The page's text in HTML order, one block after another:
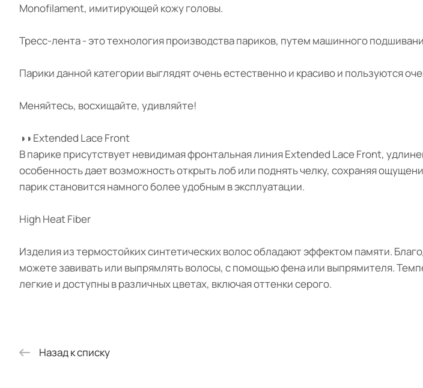
Monofilament, имитирующей кожу головы.
Тресс-лента - это технология производства париков, путем машинного
Парики данной категории выглядят очень естественно и красиво и пользуются
Меняйтесь, восхищайте, удивляйте!
◑◑ Extended Lace Front
В парике присутствует невидимая фронтальная линия Extended Lace Front,
особенность дает возможность открыть лоб или поднять челку, сохраняя
парик становится намного более удобным в эксплуатации.
High Heat Fiber
Изделия из термостойких синтетических волос обладают эффектом памяти.
можете завивать или выпрямлять волосы, с помощью фена или выпрямителя.
легкие и доступны в различных цветах, включая оттенки серого.
Назад к списку